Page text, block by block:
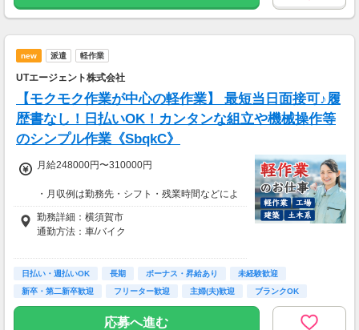
＊現金手渡し・日払いご相談OK
＊前払い制度あり（稼働分のみ）
【日収例】
売上2万1600円（1個160円×135個）×90％=約
1万9000円
売上65万2800円(1個160円×170個×24日)×90％
※上記は一例です。
new 派遣 軽作業
UTエージェント株式会社
【モクモク作業が中心の軽作業】 最短当日面接可♪履
歴書なし！日払いOK！カンタンな組立や機械操作等
のシンプル作業《SbqkC》
月給248000円〜310000円
・月収例は勤務先・シフト・残業時間などによ
り変動します
・各種手当あり（残業手当、休出手当、深夜勤
務がある場合は深夜手当 など）
■日払い制度（新制度）※規定あり
・最短5分で働いた分の給与を口座受取可能
・スマホからカンタン申請
・1,000円単位で利用可能
勤務詳細：横須賀市
通勤方法：車/バイク
※構内の（無料）駐車場利用OK
※募集の勤務地は面接地の一例です。
ご希望の地域や条件などを伺いながらあなた
に合ったお仕事をご紹介します！
日払い・週払いOK 長期 ボーナス・昇給あり
未経験歓迎
新卒・第二新卒歓迎
フリーター歓迎 主婦(夫)歓迎
ブランクOK
学歴不問
応募へ進む